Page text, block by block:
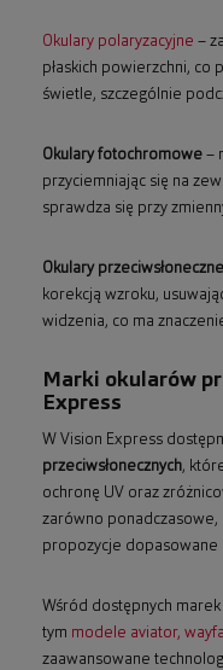
Okulary polaryzacyjne –
płaskich powierzchni, co
świetle, szczególnie
Okulary fotochromowe –
przyciemniając się na
sprawdza się przy
Okulary
korekcją wzroku,
widzenia, co ma
Marki okularów
Express
W Vision Express
przeciwsłonecznych,
ochronę UV oraz
zarówno
propozycje dopasowane
Wśród dostępnych
tym modele aviator,
zaawansowane